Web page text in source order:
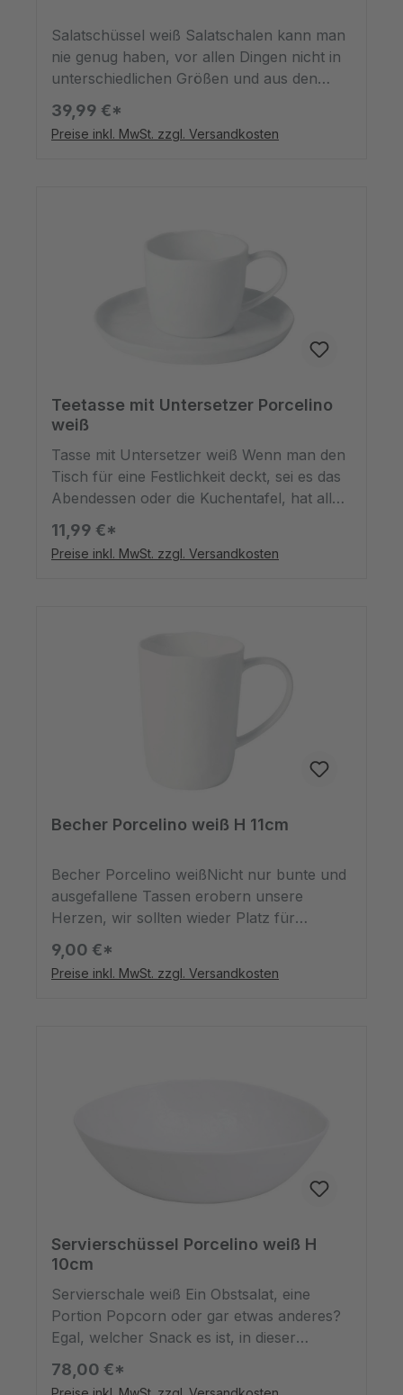
Salatschüssel weiß Salatschalen kann man
nie genug haben, vor allen Dingen nicht in
unterschiedlichen Größen und aus den
möglichsten Materialien. Ganz
hervorragend eignet sich dieses Modell aus
Porzellan. Mit einem Durchmesser von
39,99 €*
Preise inkl. MwSt. zzgl. Versandkosten
Teetasse mit Untersetzer Porcelino
weiß
Tasse mit Untersetzer weiß Wenn man den
Tisch für eine Festlichkeit deckt, sei es das
Abendessen oder die Kuchentafel, hat alles
seine Ordnung. Dazu gehört, dass selbst die
Kaffee- oder Teetasse einen passenden
Untersetzer hat, damit das Tischtuch ja
11,99 €*
Preise inkl. MwSt. zzgl. Versandkosten
Becher Porcelino weiß H 11cm
Becher Porcelino weißNicht nur bunte und
ausgefallene Tassen erobern unsere
Herzen, wir sollten wieder Platz für
unifarbene Becher für Tee und Kaffee
haben. Denn auch sie sind modern.
Schlicht ist das neue ausgefallen, schon
9,00 €*
Preise inkl. MwSt. zzgl. Versandkosten
Servierschüssel Porcelino weiß H
10cm
Servierschale weiß Ein Obstsalat, eine
Portion Popcorn oder gar etwas anderes?
Egal, welcher Snack es ist, in dieser
Schüssel aus Porzellan in weiß hat jedes
leckere Lebensmittel Platz. Die
78,00 €*